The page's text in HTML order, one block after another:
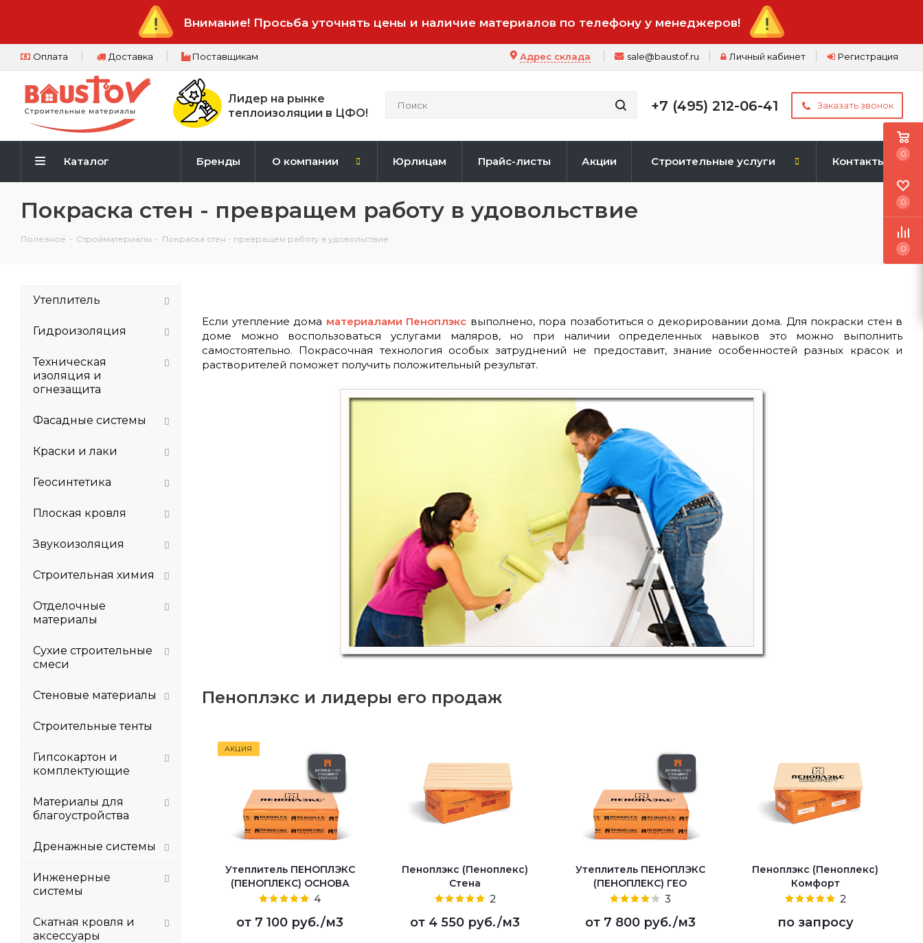
Внимание! Просьба уточнять цены и наличие материалов по телефону у менеджеров!
Оплата Доставка Поставщикам Регистрация
Личный кабинет
sale@baustof.ru
Адрес склада
Лидер на рынке
теплоизоляции в ЦФО!
+7 (495) 212-06-41 Заказать звонок
Каталог Бренды О компании Юрлицам Прайс-листы Акции Строительные услуги Контакты
Покраска стен - превращем работу в удовольствие
Полезное - Стройматериалы - Покраска стен - превращем работу в удовольствие
Если утепление дома материалами Пеноплэкс выполнено, пора позаботиться о декорировании дома. Для покраски стен в
доме можно воспользоваться услугами маляров, но при наличии определенных навыков это можно выполнить
самостоятельно. Покрасочная технология особых затруднений не предоставит, знание особенностей разных красок и
растворителей поможет получить положительный результат.
Пеноплэкс и лидеры его продаж
АКЦИЯ
Утеплитель ПЕНОПЛЭКС
(ПЕНОПЛЕКС) ОСНОВА
4
от 7 100 руб./м3
Пеноплэкс (Пеноплекс)
Стена
2
от 4 550 руб./м3
Утеплитель ПЕНОПЛЭКС
(ПЕНОПЛЕКС) ГЕО
3
от 7 800 руб./м3
Пеноплэкс (Пеноплекс)
Комфорт
2
по запросу
Утеплитель
Гидроизоляция
Техническая
изоляция и
огнезащита
Фасадные системы
Краски и лаки
Геосинтетика
Плоская кровля
Звукоизоляция
Строительная химия
Отделочные
материалы
Сухие строительные
смеси
Стеновые материалы
Строительные тенты
Гипсокартон и
комплектующие
Материалы для
благоустройства
Дренажные системы
Инженерные
системы
Скатная кровля и
аксессуары
0
0
0